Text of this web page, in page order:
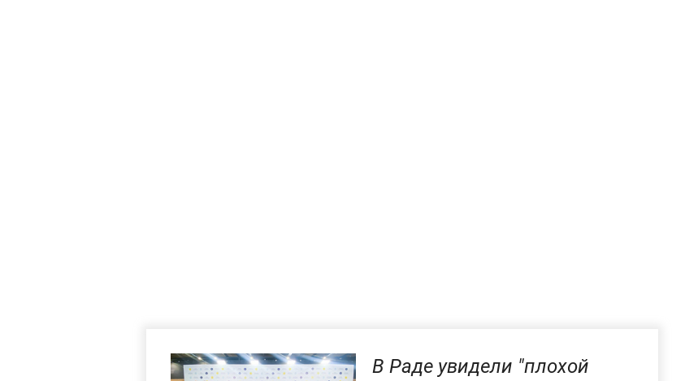
В Раде увидели "плохой